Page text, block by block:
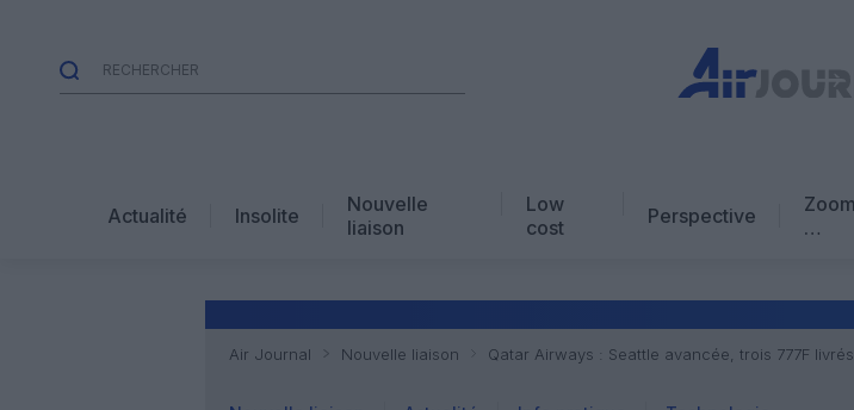
Actualité Insolite
Nouvelle
liaison
Low
cost
Perspective
…
Avis
Air Journal Nouvelle liaison Qatar Airways : Seattle avancée, trois 777F livrés